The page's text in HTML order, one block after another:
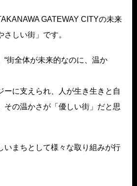
GATEWAY CITYの未来
しい街」です。
“街全体が未来的なのに、温か
ーに支えられ、人が生き生きと自
その温かさが「優しい街」だと思
いまちとして様々な取り組みが行